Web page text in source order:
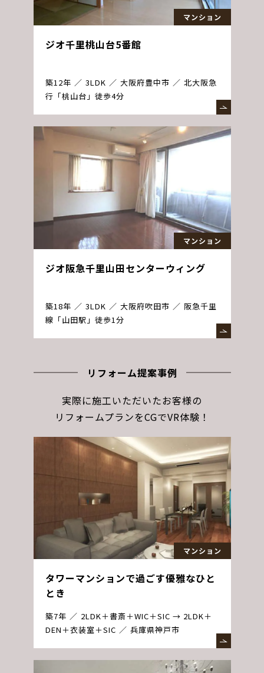
マンション
ジオ千里桃山台5番館
築12年 3LDK 大阪府豊中市
北大阪急
行「桃山台」徒歩4分
マンション
ジオ阪急千里山田センターウィング
築18年 3LDK 大阪府吹田市
阪急千里
線「山田駅」徒歩1分
リフォーム提案事例
実際に施工いただいたお客様の
リフォームプランをCGでVR体験！
マンション
タワーマンションで過ごす優雅なひと
とき
築7年
2LDK＋書斎＋WIC＋SIC → 2LDK＋
DEN＋衣装室＋SIC
兵庫県神戸市